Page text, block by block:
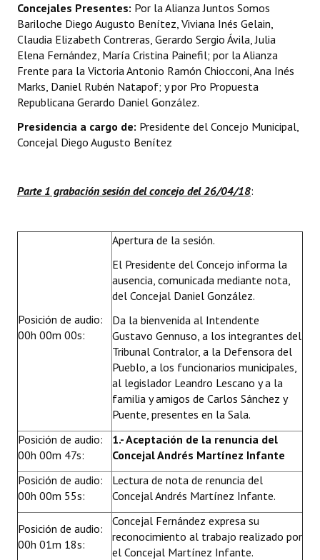
Resoluciones
Resoluciones de Presidencia
INSTITUCIONAL
Antiguos Pobladores
Noticias Destacadas
Datos Históricos
Mujeres que Dejaron Huellas - Registro
Ciudadano Ilustre - Registro
Banca del Vecino - Registro
Huéspedes de Honor - Registro
Antiguos Pobladores - Registro
Reconocimientos - Registro
Bariloche, Municipio intercultural
Entrega de distinciones
REFORMA DE LA CARTA ORGÁNICA
Concejales Presentes: Por la Alianza Juntos Somos
Bariloche Diego Augusto Benítez, Viviana Inés Gelain,
Claudia Elizabeth Contreras, Gerardo Sergio Ávila, Julia
Elena Fernández, María Cristina Painefil; por la Alianza
Frente para la Victoria Antonio Ramón Chiocconi, Ana Inés
Marks, Daniel Rubén Natapof; y por Pro Propuesta
Republicana Gerardo Daniel González.
Presidencia a cargo de: Presidente del Concejo Municipal,
Concejal Diego Augusto Benítez
Parte 1 grabación sesión del concejo del 26/04/18:
Posición de audio:
00h 00m 00s:
Apertura de la sesión.
El Presidente del Concejo informa la
ausencia, comunicada mediante nota,
del Concejal Daniel González.
Da la bienvenida al Intendente
Gustavo Gennuso, a los integrantes del
Tribunal Contralor, a la Defensora del
Pueblo, a los funcionarios municipales,
al legislador Leandro Lescano y a la
familia y amigos de Carlos Sánchez y
Puente, presentes en la Sala.
Posición de audio:
00h 00m 47s:
1.- Aceptación de la renuncia del
Concejal Andrés Martínez Infante
Posición de audio:
00h 00m 55s:
Lectura de nota de renuncia del
Concejal Andrés Martínez Infante.
Posición de audio:
00h 01m 18s:
Concejal Fernández expresa su
reconocimiento al trabajo realizado por
el Concejal Martínez Infante.